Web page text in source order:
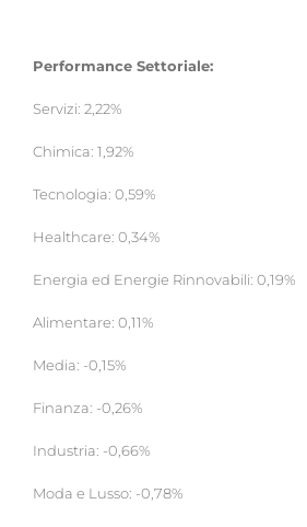
Performance Settoriale:
Servizi: 2,22%
Chimica: 1,92%
Tecnologia: 0,59%
Healthcare: 0,34%
Energia ed Energie Rinnovabili: 0,19%
Alimentare: 0,11%
Media: -0,15%
Finanza: -0,26%
Industria: -0,66%
Moda e Lusso: -0,78%